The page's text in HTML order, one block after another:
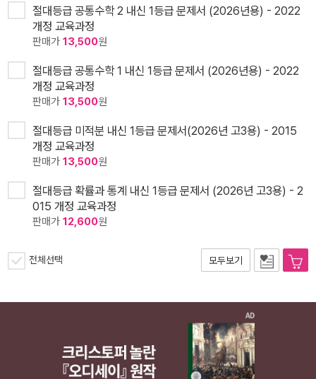
절대등급 공통수학 2 내신 1등급 문제서 (2026년용) - 2022
개정 교육과정
판매가 13,500원
절대등급 공통수학 1 내신 1등급 문제서 (2026년용) - 2022
개정 교육과정
판매가 13,500원
절대등급 미적분 내신 1등급 문제서(2026년 고3용) - 2015
개정 교육과정
판매가 13,500원
절대등급 확률과 통계 내신 1등급 문제서 (2026년 고3용) - 2
015 개정 교육과정
판매가 12,600원
전체선택 모두보기